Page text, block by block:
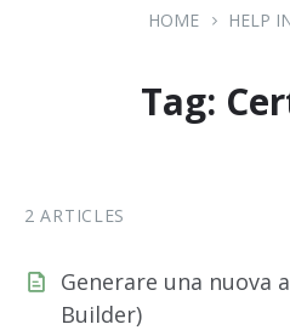
HOME HELP
Tag:
2 ARTICLES
Generare una nuova
Builder)